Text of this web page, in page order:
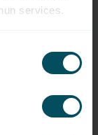
services.